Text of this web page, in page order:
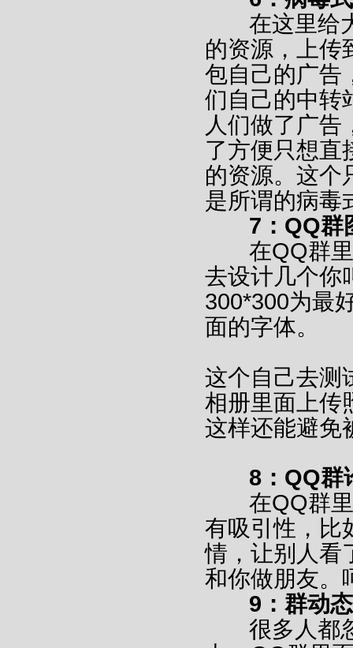
在这里给
的资源，上传
包自己的广告
们自己的中转
人们做了广
了方便只想直
的资源。这个
是所谓的病
7：QQ群
在QQ群里
去设计几个你
300*300为最
面的字体。
这个自己去测
相册里面上传
这样还能避
8：QQ群
在QQ群里
有吸引性，比
情，让别人看
和你做朋友
9：群动
很多人都